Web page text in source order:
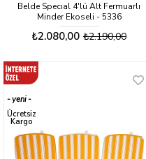
Belde Specıal 4'lü Alt Fermuarlı
Minder Ekoseli - 5336
₺2.080,00 ₺2.190,00
yeni
ürün
Ücretsiz
Kargo